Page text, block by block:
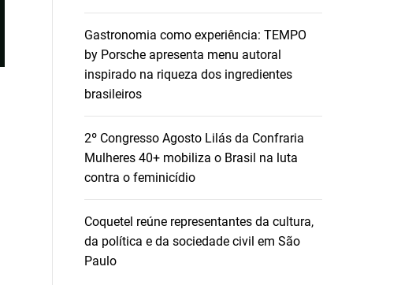
Gastronomia como experiência: TEMPO
by Porsche apresenta menu autoral
inspirado na riqueza dos ingredientes
brasileiros
2º Congresso Agosto Lilás da Confraria
Mulheres 40+ mobiliza o Brasil na luta
contra o feminicídio
Coquetel reúne representantes da cultura,
da política e da sociedade civil em São
Paulo